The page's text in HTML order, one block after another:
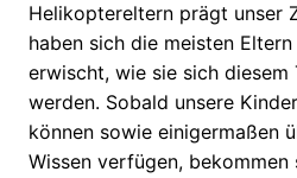
Helikoptereltern prägt unser
haben sich die meisten
erwischt, wie sie sich diesem
werden. Sobald unsere
können sowie einigermaßen
Wissen verfügen,